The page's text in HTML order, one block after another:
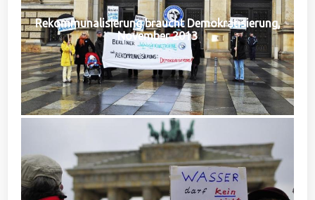
Rekommunalisierung braucht Demokratisierung,
November 2013